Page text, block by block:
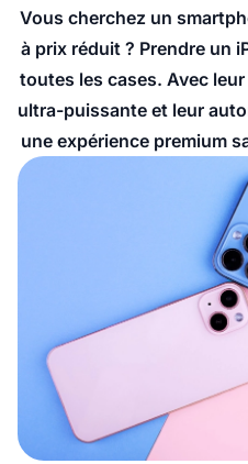
Vous cherchez un
à prix réduit ? Prendre un
toutes les cases. Avec
ultra-puissante et leur
une expérience premium